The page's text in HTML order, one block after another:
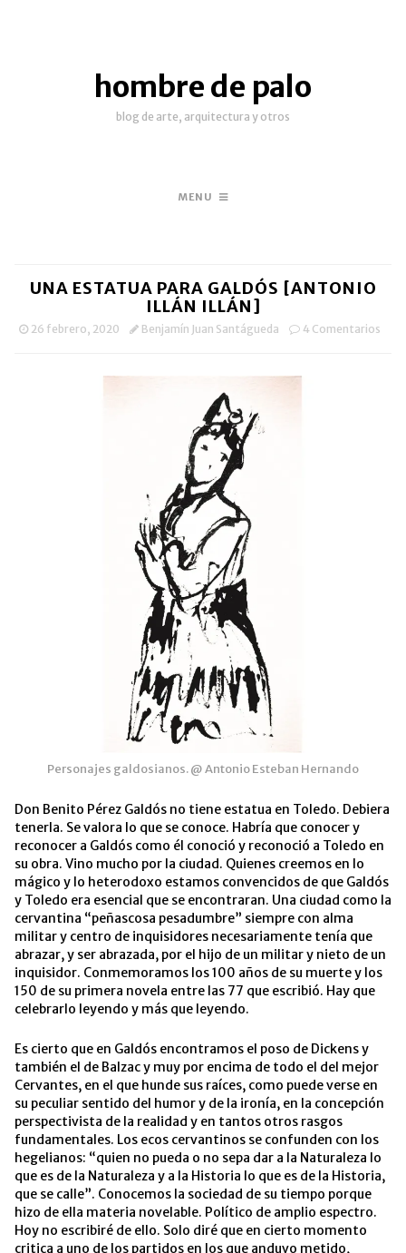
hombre de palo
blog de arte, arquitectura y otros
MENU
UNA ESTATUA PARA GALDÓS [ANTONIO
ILLÁN ILLÁN]
26 febrero, 2020 Benjamín Juan Santágueda 4 Comentarios
Personajes galdosianos. @ Antonio Esteban Hernando
Don Benito Pérez Galdós no tiene estatua en Toledo. Debiera
tenerla. Se valora lo que se conoce. Habría que conocer y
reconocer a Galdós como él conoció y reconoció a Toledo en
su obra. Vino mucho por la ciudad. Quienes creemos en lo
mágico y lo heterodoxo estamos convencidos de que Galdós
y Toledo era esencial que se encontraran. Una ciudad como la
cervantina “peñascosa pesadumbre” siempre con alma
militar y centro de inquisidores necesariamente tenía que
abrazar, y ser abrazada, por el hijo de un militar y nieto de un
inquisidor. Conmemoramos los 100 años de su muerte y los
150 de su primera novela entre las 77 que escribió. Hay que
celebrarlo leyendo y más que leyendo.
Es cierto que en Galdós encontramos el poso de Dickens y
también el de Balzac y muy por encima de todo el del mejor
Cervantes, en el que hunde sus raíces, como puede verse en
su peculiar sentido del humor y de la ironía, en la concepción
perspectivista de la realidad y en tantos otros rasgos
fundamentales. Los ecos cervantinos se confunden con los
hegelianos: “quien no pueda o no sepa dar a la Naturaleza lo
que es de la Naturaleza y a la Historia lo que es de la Historia,
que se calle”. Conocemos la sociedad de su tiempo porque
hizo de ella materia novelable. Político de amplio espectro.
Hoy no escribiré de ello. Solo diré que en cierto momento
critica a uno de los partidos en los que anduvo metido,